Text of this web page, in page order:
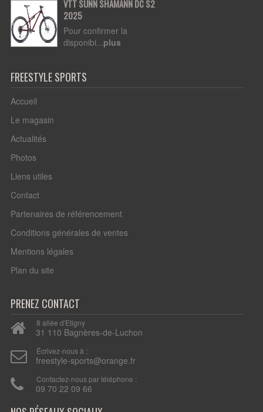
VTT SUNN SHAMANN DC S2
2025
Pour confirmer la
disponibi...plus
FREESTYLE SPORTS
Accueil
Le magasin
Actualités
Photos
Liens utiles
Contact
Partenaires de référencement
Conditions générales de ventes
Mentions légales
Plan du site
PRENEZ CONTACT
8 allée d'Etigny
31 110 Bagnères-de-Luchon
Écrivez-nous à :
freestyle-sports@orange.fr
Contactez-nous par téléphone :
09 70 22 09 66